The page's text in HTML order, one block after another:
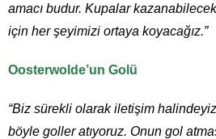
amacı budur. Kupalar
için her şeyimizi ortaya koyacağız.”
Oosterwolde’un Golü
“Biz sürekli olarak iletişim
böyle goller atıyoruz. Onun gol